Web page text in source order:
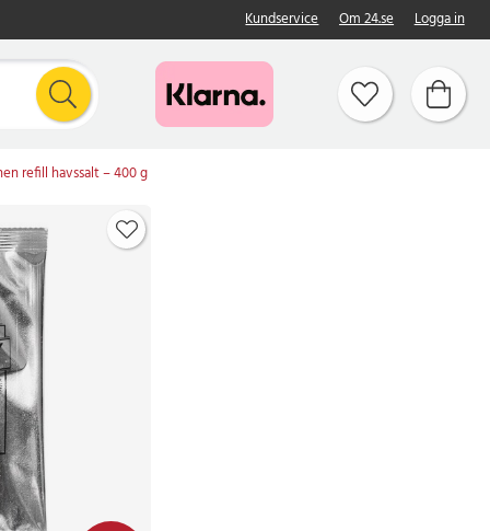
Kundservice Om 24.se Logga in
refill havssalt – 400 g